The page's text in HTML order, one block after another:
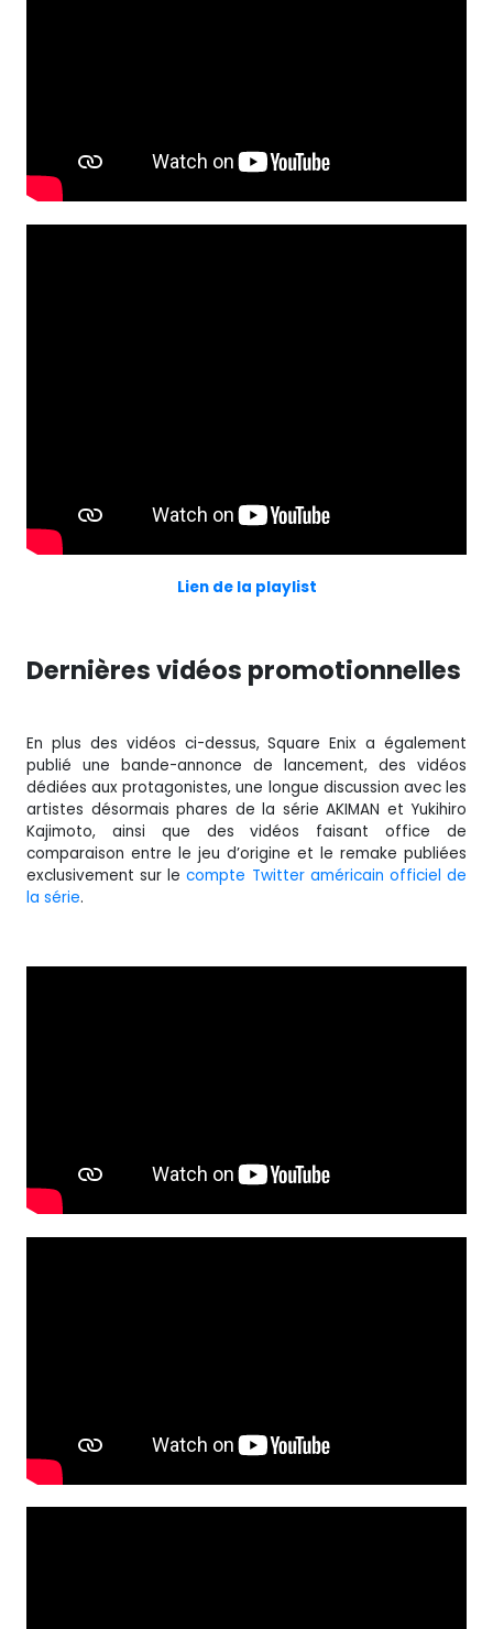
Lien de la playlist
Dernières vidéos promotionnelles
En plus des vidéos ci-dessus, Square Enix a également
publié une bande-annonce de lancement, des vidéos
dédiées aux protagonistes, une longue discussion avec les
artistes désormais phares de la série AKIMAN et Yukihiro
Kajimoto, ainsi que des vidéos faisant office de
comparaison entre le jeu d’origine et le remake publiées
exclusivement sur lecompte Twitter américain officiel de
la série.